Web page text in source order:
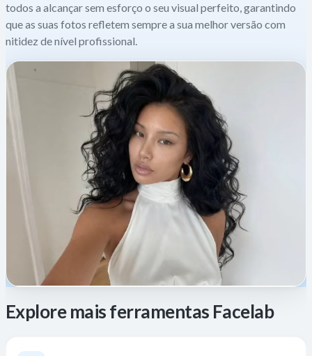
todos a alcançar sem esforço o seu visual perfeito, garantindo
que as suas fotos refletem sempre a sua melhor versão com
nitidez de nível profissional.
Explore mais ferramentas Facelab